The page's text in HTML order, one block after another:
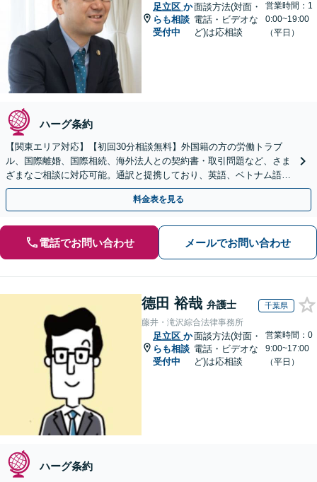
足立区 か
らも相談
受付中
面談方法(対面・
電話・ビデオな
ど)は応相談
営業時間：1
0:00~19:00
（平日）
ハーグ条約
【関東エリア対応】【初回30分相談無料】外国籍の方の労働トラブ
ル、国際離婚、国際相続、海外法人との契約書・取引問題など、さま
ざまなご相談に対応可能。通訳と提携しており、英語、ベトナム語、
中国語、タイ語等対応可能です（通訳料別途）。
料金表を見る
電話でお問い合わせ メールでお問い合わせ
德田 裕哉 弁護士 千葉県
藤井・滝沢綜合法律事務所
足立区 か
らも相談
受付中
面談方法(対面・
電話・ビデオな
ど)は応相談
営業時間：0
9:00~17:00
（平日）
ハーグ条約